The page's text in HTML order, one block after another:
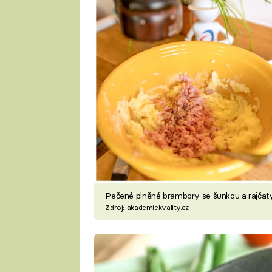
Pečené plněné brambory se šunkou a
Zdroj: akademiekvality.cz